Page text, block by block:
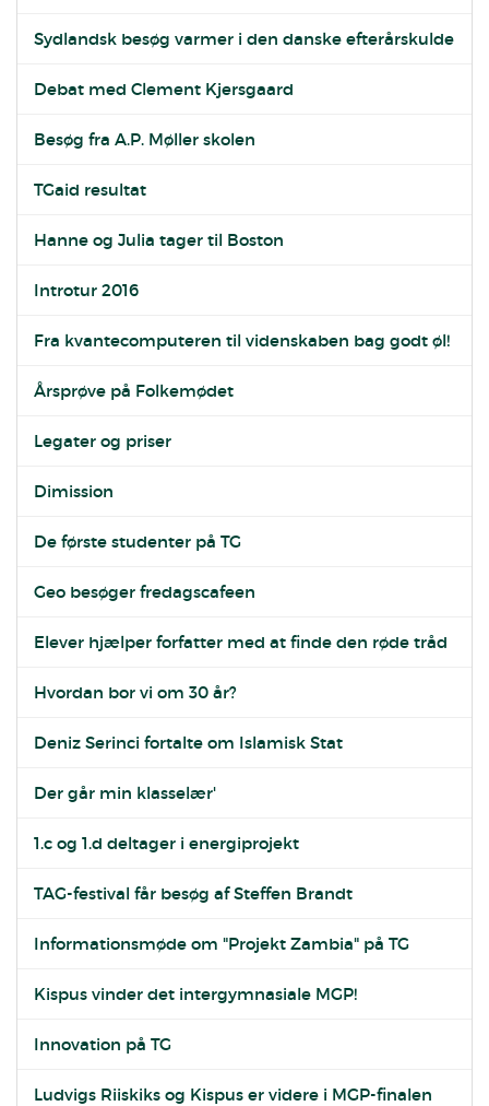
Sydlandsk besøg varmer i den danske efterårskulde
Debat med Clement Kjersgaard
Besøg fra A.P. Møller skolen
TGaid resultat
Hanne og Julia tager til Boston
Introtur 2016
Fra kvantecomputeren til videnskaben bag godt øl!
Årsprøve på Folkemødet
Legater og priser
Dimission
De første studenter på TG
Geo besøger fredagscafeen
Elever hjælper forfatter med at finde den røde tråd
Hvordan bor vi om 30 år?
Deniz Serinci fortalte om Islamisk Stat
Der går min klasselær'
1.c og 1.d deltager i energiprojekt
TAG-festival får besøg af Steffen Brandt
Informationsmøde om "Projekt Zambia" på TG
Kispus vinder det intergymnasiale MGP!
Innovation på TG
Ludvigs Riiskiks og Kispus er videre i MGP-finalen